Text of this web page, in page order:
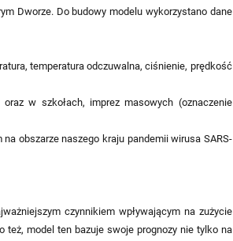
Dworze. Do budowy modelu wykorzystano dane
temperatura odczuwalna, ciśnienie, prędkość
w szkołach, imprez masowych (oznaczenie
obszarze naszego kraju pandemii wirusa SARS-
czynnikiem wpływającym na zużycie
też, model ten bazuje swoje prognozy nie tylko na